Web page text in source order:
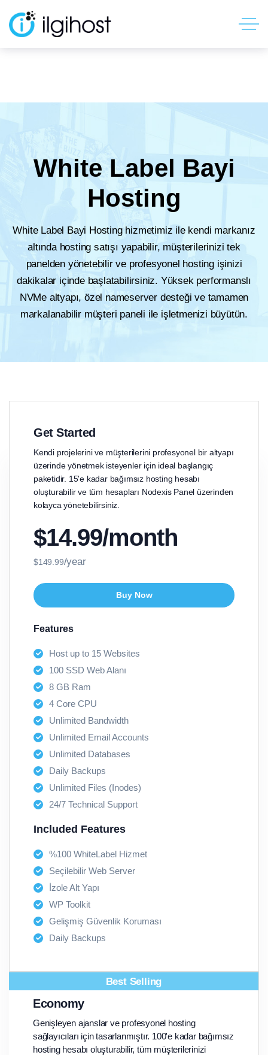
White Label Bayi
Hosting
White Label Bayi Hosting hizmetimiz ile kendi markanız
altında hosting satışı yapabilir, müşterilerinizi tek
panelden yönetebilir ve profesyonel hosting işinizi
dakikalar içinde başlatabilirsiniz. Yüksek performanslı
NVMe altyapı, özel nameserver desteği ve tamamen
markalanabilir müşteri paneli ile işletmenizi büyütün.
Get Started
Kendi projelerini ve müşterilerini profesyonel bir altyapı
üzerinde yönetmek isteyenler için ideal başlangıç
paketidir. 15'e kadar bağımsız hosting hesabı
oluşturabilir ve tüm hesapları Nodexis Panel üzerinden
kolayca yönetebilirsiniz.
$14.99/month
$149.99/year
Buy Now
Features
Host up to 15 Websites
100 SSD Web Alanı
8 GB Ram
4 Core CPU
Unlimited Bandwidth
Unlimited Email Accounts
Unlimited Databases
Daily Backups
Unlimited Files (Inodes)
24/7 Technical Support
Included Features
%100 WhiteLabel Hizmet
Seçilebilir Web Server
İzole Alt Yapı
WP Toolkit
Gelişmiş Güvenlik Koruması
Daily Backups
Best Selling
Economy
Genişleyen ajanslar ve profesyonel hosting
sağlayıcıları için tasarlanmıştır. 100'e kadar bağımsız
hosting hesabı oluşturabilir, tüm müşterilerinizi